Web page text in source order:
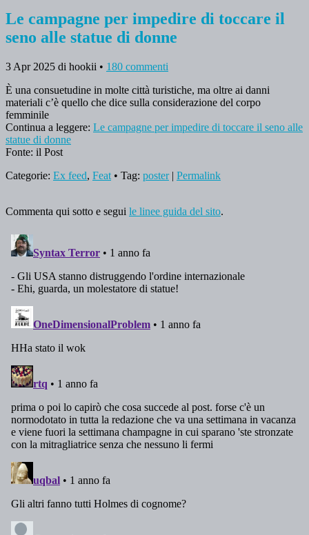
Le campagne per impedire di toccare il
seno alle statue di donne
3 Apr 2025 di hookii • 180 commenti
È una consuetudine in molte città turistiche, ma oltre ai danni
materiali c’è quello che dice sulla considerazione del corpo
femminile
Continua a leggere: Le campagne per impedire di toccare il seno alle
statue di donne
Fonte: il Post
Categorie: Ex feed, Feat • Tag: poster| Permalink
Commenta qui sotto e segui le linee guida del sito.